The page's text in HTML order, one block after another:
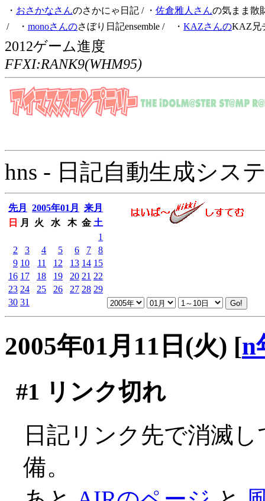
・ おさかなさんのさかにゃ日記 / ・ 佐倉雅人さんの気まま散
/ ・ monoさんのさぼり日記ensemble / ・ KAZさんのKAZ兄
2012ゲーム進度
FFXI:RANK9(WHM95)
hns - 日記自動生成シス
先月 2005年01月
来月
日
月 火 水 木 金 土
1
2
3 4 5 6 7
8
9 10 11 12 13 14 15
16 17 18 19 20 21 22
23 24 25 26 27 28 29
30 31
2005年01月11日(火) [n
#1 リンク切れ
日記リンク先で消滅
備。